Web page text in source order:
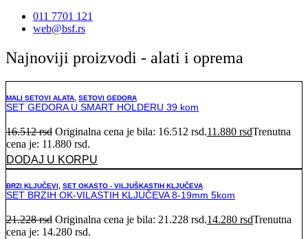
011 7701 121
web@bsf.rs
Najnoviji proizvodi - alati i oprema
MALI SETOVI ALATA SETOVI GEDORA
SET GEDORA U SMART HOLDERU 39 kom
16.512rsd Originalna cena je bila: 16.512 rsd.11.880 rsdTrenutna
cena je: 11.880 rsd.
DODAJ U KORPU
BRZI KLJUČEVI SET OKASTO - VILJUŠKASTIH KLJUČEVA
SET BRZIH OK-VILASTIH KLJUČEVA 8-19mm 5kom
21.228rsd Originalna cena je bila: 21.228 rsd.14.280 rsdTrenutna
cena je: 14.280 rsd.